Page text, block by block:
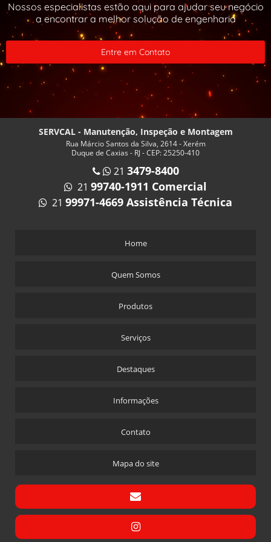
INSPEÇÃO VASOS DE PRESSÃO PREÇO
INSPEÇÃO VASOS DE PRESSÃO RIO DE JANEIRO
INSPEÇÃO VASOS DE PRESSÃO VALOR
ISOLAMENTO TERMICO CALDEIRA
ISOLAMENTO TERMICO PARA CALDEIRAS RJ
MANUTENÇÃO CALDEIRA A LENHA
MANUTENÇÃO CALDEIRA RJ
MANUTENÇÃO CALDEIRAS E AQUECEDORES
MANUTENÇÃO DE CALDEIRAS A VAPOR
MANUTENÇÃO DE CALDEIRAS NO RIO DE JANEIRO
MANUTENÇÃO E INSPEÇÃO DE CALDEIRAS
MANUTENÇÃO EM CALDEIRAS INDUSTRIAIS
MONTAGEM DE CALDEIRA A VAPOR
REGULAGEM DE COMBUSTÃO EM QUEIMADORES RIO DE JANEIRO
RETROFIT CALDEIRAS
Nossos especialistas estão aqui para ajudar seu negócio
a encontrar a melhor solução de engenharia
Entre em Contato
SERVCAL - Manutenção, Inspeção e Montagem
Rua Márcio Santos da Silva, 2614 - Xerém
Duque de Caxias - RJ - CEP: 25250-410
21 3479-8400
21 99740-1911 Comercial
21 99971-4669 Assistência Técnica
Home
Quem Somos
Produtos
Serviços
Destaques
Informações
Contato
Mapa do site